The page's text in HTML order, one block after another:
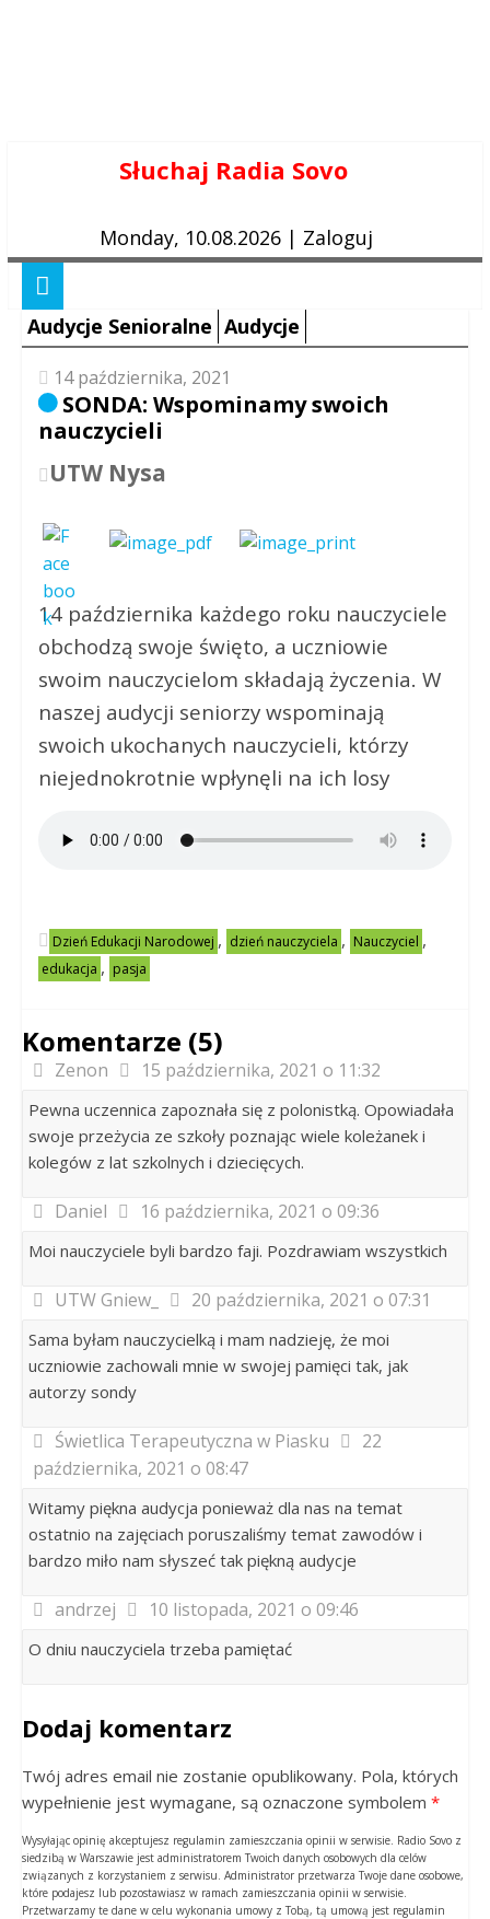
Słuchaj Radia Sovo
Monday, 10.08.2026 | Zaloguj
Audycje Senioralne Audycje
14 października, 2021
SONDA: Wspominamy swoich
nauczycieli
UTW Nysa
14 października każdego roku nauczyciele
obchodzą swoje święto, a uczniowie
swoim nauczycielom składają życzenia. W
naszej audycji seniorzy wspominają
swoich ukochanych nauczycieli, którzy
niejednokrotnie wpłynęli na ich losy
Dzień Edukacji Narodowej , dzień nauczyciela , Nauczyciel ,
edukacja , pasja
Komentarze (5)
Zenon 15 października, 2021 o 11:32
Pewna uczennica zapoznała się z polonistką. Opowiadała
swoje przeżycia ze szkoły poznając wiele koleżanek i
kolegów z lat szkolnych i dziecięcych.
Daniel 16 października, 2021 o 09:36
Moi nauczyciele byli bardzo faji. Pozdrawiam wszystkich
UTW Gniew_ 20 października, 2021 o 07:31
Sama byłam nauczycielką i mam nadzieję, że moi
uczniowie zachowali mnie w swojej pamięci tak, jak
autorzy sondy
Świetlica Terapeutyczna w Piasku
22
października, 2021 o 08:47
Witamy piękna audycja ponieważ dla nas na temat
ostatnio na zajęciach poruszaliśmy temat zawodów i
bardzo miło nam słyszeć tak piękną audycje
andrzej 10 listopada, 2021 o 09:46
O dniu nauczyciela trzeba pamiętać
Dodaj komentarz
Twój adres email nie zostanie opublikowany. Pola, których
wypełnienie jest wymagane, są oznaczone symbolem *
Wysyłając opinię akceptujesz regulamin zamieszczania opinii w serwisie. Radio Sovo z
siedzibą w Warszawie jest administratorem Twoich danych osobowych dla celów
związanych z korzystaniem z serwisu. Administrator przetwarza Twoje dane osobowe,
które podajesz lub pozostawiasz w ramach zamieszczania opinii w serwisie.
Przetwarzamy te dane w celu wykonania umowy z Tobą, tą umową jest regulamin